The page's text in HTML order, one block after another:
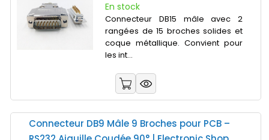
En stock
Connecteur DB15 mâle avec 2
rangées de 15 broches solides et
coque métallique. Convient pour
les int...
Connecteur DB9 Mâle 9 Broches pour PCB –